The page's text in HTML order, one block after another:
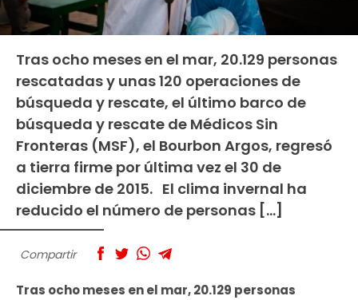
Tras ocho meses en el mar, 20.129 personas
rescatadas y unas 120 operaciones de
búsqueda y rescate, el último barco de
búsqueda y rescate de Médicos Sin
Fronteras (MSF), el Bourbon Argos, regresó
a tierra firme por última vez el 30 de
diciembre de 2015. El clima invernal ha
reducido el número de personas […]
Compartir
Tras ocho meses en el mar, 20.129 personas